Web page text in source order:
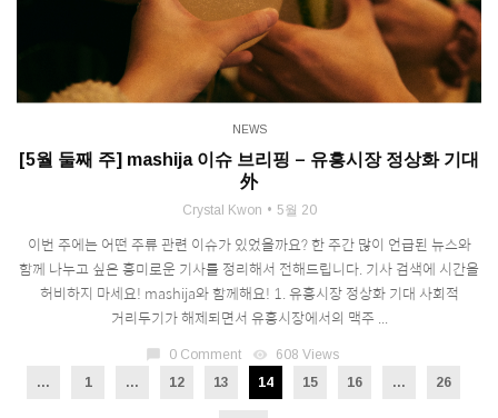
NEWS
[5월 둘째 주] mashija 이슈 브리핑 – 유흥시장 정상화 기대
外
Crystal Kwon 5월 20
이번 주에는 어떤 주류 관련 이슈가 있었을까요? 한 주간 많이 언급된 뉴스와
함께 나누고 싶은 흥미로운 기사를 정리해서 전해드립니다. 기사 검색에 시간을
허비하지 마세요! mashija와 함께해요! 1. 유흥시장 정상화 기대 사회적
거리두기가 해제되면서 유흥시장에서의 맥주 ...
chat_bubble 0 Comment visibility
608 Views
...
1 … 12 13 14 15 16 … 26